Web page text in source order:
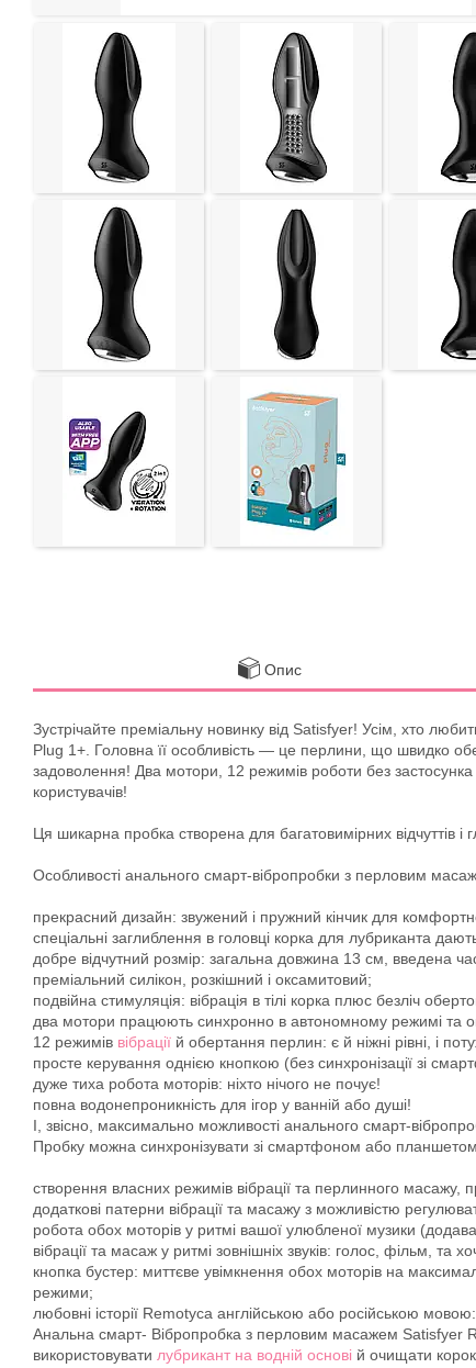
Опис
Зустрічайте преміальну новинку від Satisfyer! Усім, хто
Plug 1+. Головна її особливість — це перлини, що швидко
задоволення! Два мотори, 12 режимів роботи без застосунка
користувачів!
Ця шикарна пробка створена для багатовимірних відчуттів
Особливості анального смарт-вібропробки з перловим
прекрасний дизайн: звужений і пружний кінчик для
спеціальні заглиблення в головці корка для лубриканта
добре відчутний розмір: загальна довжина 13 см, введена
преміальний силікон, розкішний і оксамитовий;
подвійна стимуляція: вібрація в тілі корка плюс безліч
два мотори працюють синхронно в автономному режимі та
12 режимів вібрації й обертання перлин: є й ніжні рівні, і
просте керування однією кнопкою (без синхронізації зі
дуже тиха робота моторів: ніхто нічого не почує!
повна водонепроникність для ігор у ванній або душі!
І, звісно, максимально можливості анального смарт-
Пробку можна синхронізувати зі смартфоном або
створення власних режимів вібрації та перлинного
додаткові патерни вібрації та масажу з можливістю
робота обох моторів у ритмі вашої улюбленої музики
вібрації та масаж у ритмі зовнішніх звуків: голос, фільм,
кнопка бустер: миттєве увімкнення обох моторів на
режими;
любовні історії Remotyca англійською або російською
Анальна смарт- Вібропробка з перловим масажем Satisfyer
використовувати лубрикант на водній основі й очищати